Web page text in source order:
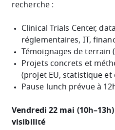
recherche :
Clinical Trials Center,
réglementaires, IT,
Témoignages de terrain
Projets concrets et
(projet EU, statistique et
Pause lunch prévue à
Vendredi 22 mai
visibilité